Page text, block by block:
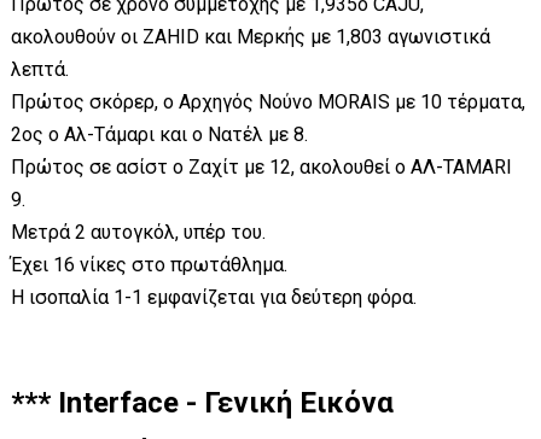
ακολουθούν οι ZAHID και Μερκής με 1,803 αγωνιστικά
λεπτά.
Πρώτος σκόρερ, ο Αρχηγός Νούνο MORAIS με 10 τέρματα,
2ος ο Αλ-Τάμαρι και ο Νατέλ με 8.
Πρώτος σε ασίστ ο Ζαχίτ με 12, ακολουθεί ο ΑΛ-TAMARI
9.
Μετρά 2 αυτογκόλ, υπέρ του.
Έχει 16 νίκες στο πρωτάθλημα.
Η ισοπαλία 1-1 εμφανίζεται για δεύτερη φόρα.
*** Interface - Γενική Εικόνα